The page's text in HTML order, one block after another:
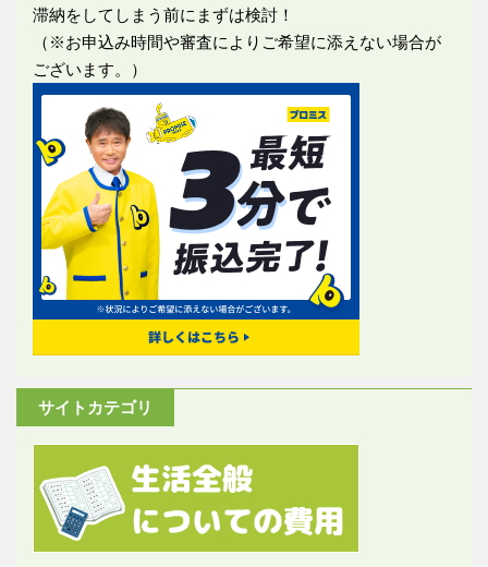
滞納をしてしまう前にまずは検討！
（※お申込み時間や審査によりご希望に添えない場合が
ございます。）
サイトカテゴリ